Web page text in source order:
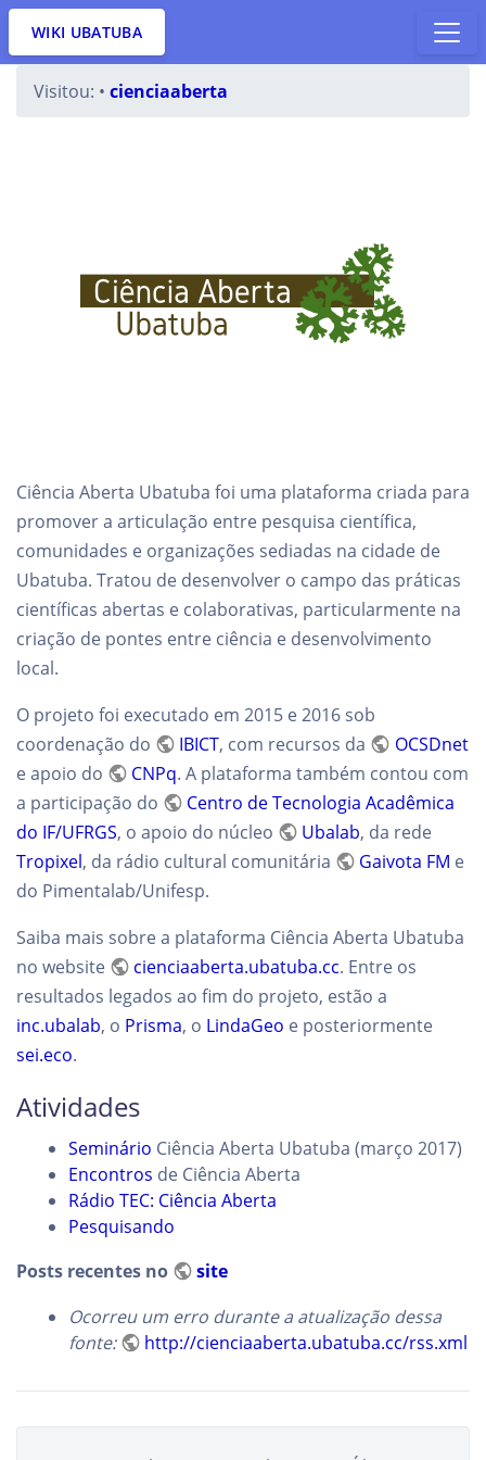
WIKI UBATUBA
Visitou: • cienciaaberta
Ciência Aberta Ubatuba foi uma plataforma criada para
promover a articulação entre pesquisa científica,
comunidades e organizações sediadas na cidade de
Ubatuba. Tratou de desenvolver o campo das práticas
científicas abertas e colaborativas, particularmente na
criação de pontes entre ciência e desenvolvimento
local.
O projeto foi executado em 2015 e 2016 sob
coordenação do
IBICT, com recursos da
OCSDnet
e apoio do
CNPq. A plataforma também contou com
a participação do
Centro de Tecnologia Acadêmica
do IF/UFRGS, o apoio do núcleo Ubalab, da rede
Tropixel, da rádio cultural comunitária Gaivota FM e
do Pimentalab/Unifesp.
Saiba mais sobre a plataforma Ciência Aberta Ubatuba
no website
cienciaaberta.ubatuba.cc. Entre os
resultados legados ao fim do projeto, estão a
inc.ubalab, o Prisma, o LindaGeo e posteriormente
sei.eco.
Atividades
Seminário Ciência Aberta Ubatuba (março 2017)
Encontros de Ciência Aberta
Rádio TEC: Ciência Aberta
Pesquisando
Posts recentes no
site
Ocorreu um erro durante a atualização dessa
fonte:
http://cienciaaberta.ubatuba.cc/rss.xml